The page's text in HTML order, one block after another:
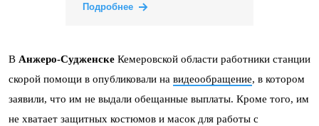
Подробнее
В Анжеро-Судженске Кемеровской области работники станции
скорой помощи в опубликовали на видеообращение, в котором
заявили, что им не выдали обещанные выплаты. Кроме того, им
не хватает защитных костюмов и масок для работы с